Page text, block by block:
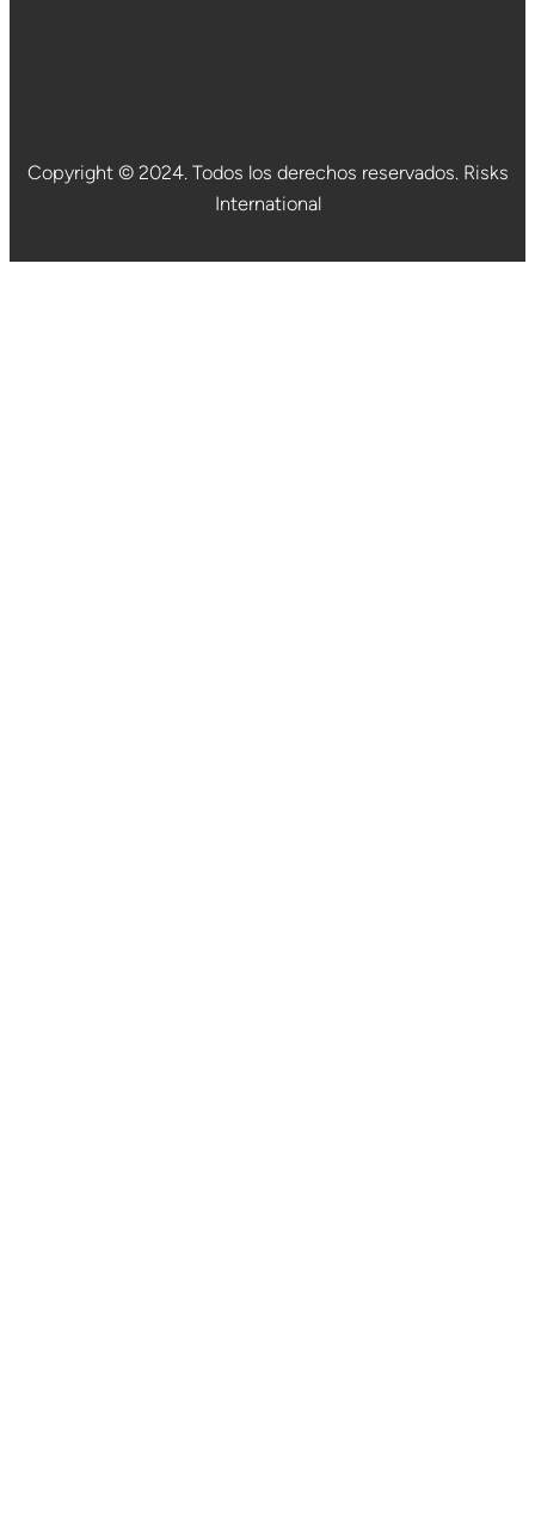
Copyright © 2024. Todos los derechos reservados. Risks
International